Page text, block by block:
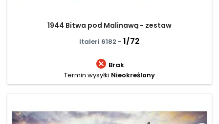
1944 Bitwa pod Malinawą - zestaw
Italeri 6182 - 1/72
 Brak
Termin wysyłki Nieokreślony